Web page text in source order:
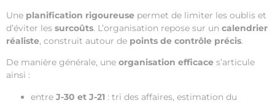
Une planification rigoureuse permet de limiter les oublis et
d’éviter les surcoûts. L’organisation repose sur un calendrier
réaliste, construit autour de points de contrôle précis.
De manière générale, une organisation efficace s’articule
ainsi :
entre J-30 et J-21 : tri des affaires, estimation du